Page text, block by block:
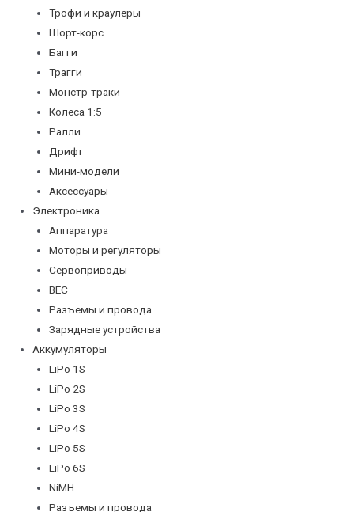
Трофи и краулеры
Шорт-корс
Багги
Трагги
Монстр-траки
Колеса 1:5
Ралли
Дрифт
Мини-модели
Аксессуары
Электроника
Аппаратура
Моторы и регуляторы
Сервоприводы
BEC
Разъемы и провода
Зарядные устройства
Аккумуляторы
LiPo 1S
LiPo 2S
LiPo 3S
LiPo 4S
LiPo 5S
LiPo 6S
NiMH
Разъемы и провода